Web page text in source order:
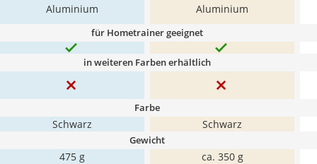
Aluminium Aluminium
für Hometrainer geeignet
in weiteren Farben erhältlich
Farbe
Schwarz Schwarz
Gewicht
475 g ca. 350 g